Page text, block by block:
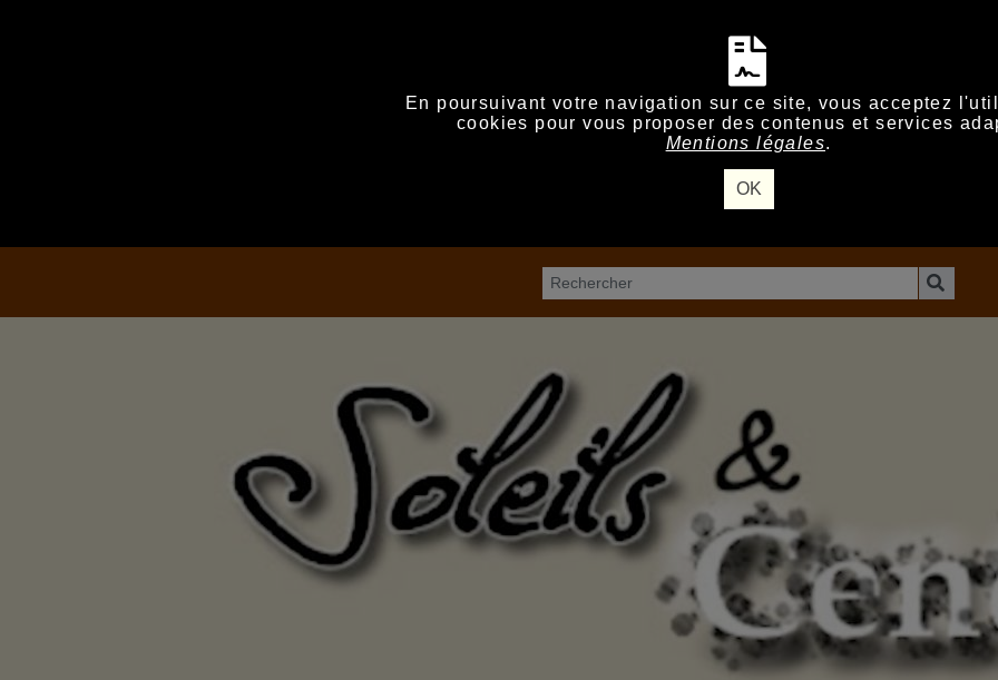
En poursuivant votre navigation sur ce site, vous acceptez
cookies pour vous proposer des contenus et services
Mentions légales.
OK